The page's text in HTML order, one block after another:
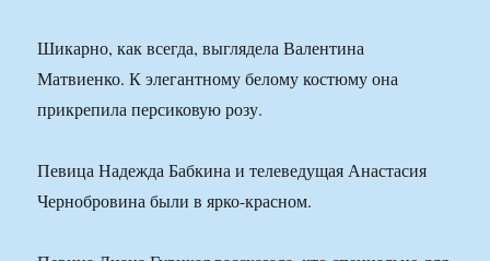
Шикарно, как всегда, выглядела Валентина
Матвиенко. К элегантному белому костюму она
прикрепила персиковую розу.
Певица Надежда Бабкина и телеведущая Анастасия
Чернобровина были в ярко-красном.